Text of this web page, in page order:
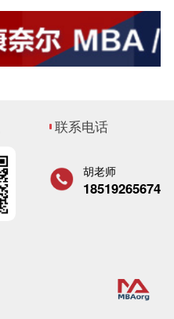
联系电话
胡老师
18519265674